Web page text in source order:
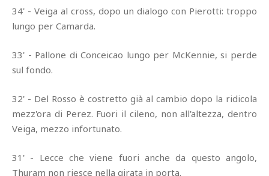
34' - Veiga al cross, dopo un dialogo con Pierotti: troppo
lungo per Camarda.
33' - Pallone di Conceicao lungo per McKennie, si perde
sul fondo.
32' - Del Rosso è costretto già al cambio dopo la ridicola
mezz'ora di Perez. Fuori il cileno, non all'altezza, dentro
Veiga, mezzo infortunato.
31' - Lecce che viene fuori anche da questo angolo,
Thuram non riesce nella girata in porta.